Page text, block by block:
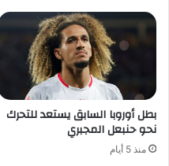
بطل أوروبا السابق يستعد للتحرك
نحو حنبعل المجبري
منذ 5 أيام